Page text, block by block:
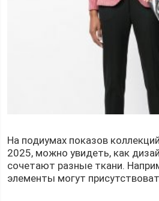
На подиумах показов
2025, можно увидеть, как
сочетают разные ткани.
элементы могут